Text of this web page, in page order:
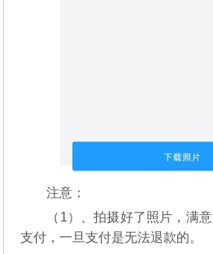
注意：
（1）、拍摄好了照片，满
支付，一旦支付是无法退款的。